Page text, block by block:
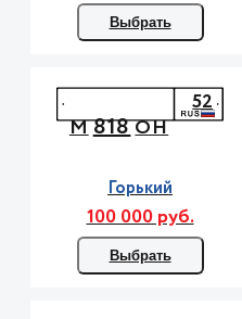
Выбрать
М818ОН
52
Горький
100 000 руб.
Выбрать